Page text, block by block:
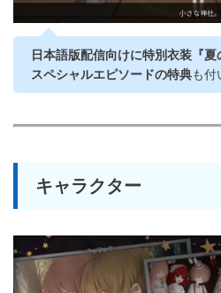
日本語版配信向けに特別衣装『夏
スペシャルエピソードの特典も付
キャラクター